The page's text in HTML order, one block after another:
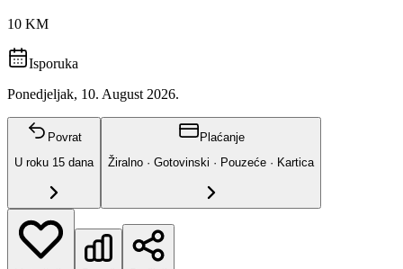
10 KM
Isporuka
Ponedjeljak, 10. August 2026.
Povrat
U roku 15 dana
Plaćanje
Žiralno · Gotovinski · Pouzeće · Kartica